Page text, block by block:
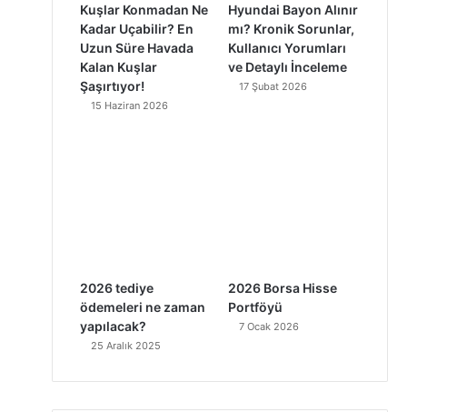
Kuşlar Konmadan Ne
Kadar Uçabilir? En
Uzun Süre Havada
Kalan Kuşlar
Şaşırtıyor!
15 Haziran 2026
Hyundai Bayon Alınır
mı? Kronik Sorunlar,
Kullanıcı Yorumları
ve Detaylı İnceleme
17 Şubat 2026
2026 tediye
ödemeleri ne zaman
yapılacak?
25 Aralık 2025
2026 Borsa Hisse
Portföyü
7 Ocak 2026